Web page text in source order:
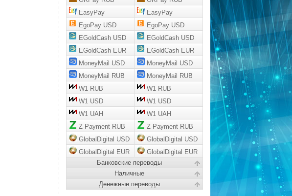
EasyPay
EasyPay
EgoPay USD
EgoPay USD
EGoldCash USD
EGoldCash USD
EGoldCash EUR
EGoldCash EUR
MoneyMail USD
MoneyMail USD
MoneyMail RUB
MoneyMail RUB
W1 RUB
W1 RUB
W1 USD
W1 USD
W1 UAH
W1 UAH
Z-Payment RUB
Z-Payment RUB
GlobalDigital USD
GlobalDigital USD
GlobalDigital EUR
GlobalDigital EUR
Банковские переводы
Наличные
Денежные переводы